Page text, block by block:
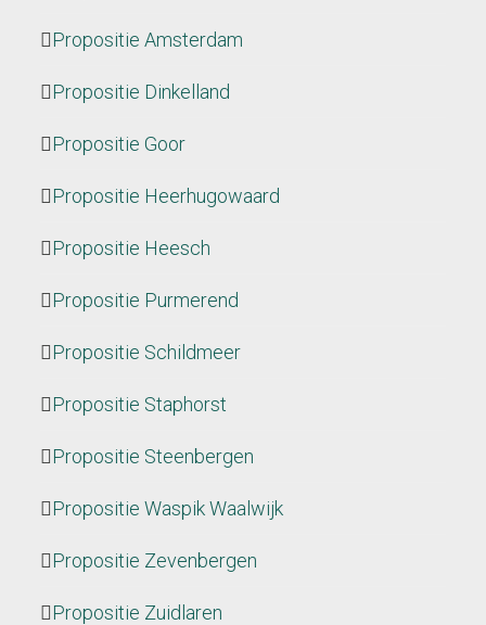
Propositie Amsterdam
Propositie Dinkelland
Propositie Goor
Propositie Heerhugowaard
Propositie Heesch
Propositie Purmerend
Propositie Schildmeer
Propositie Staphorst
Propositie Steenbergen
Propositie Waspik Waalwijk
Propositie Zevenbergen
Propositie Zuidlaren